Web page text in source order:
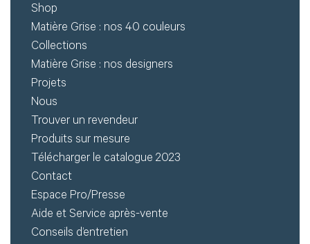
Shop
Matière Grise : nos 40 couleurs
Collections
Matière Grise : nos designers
Projets
Nous
Trouver un revendeur
Produits sur mesure
Télécharger le catalogue 2023
Contact
Espace Pro/Presse
Aide et Service après-vente
Conseils d’entretien